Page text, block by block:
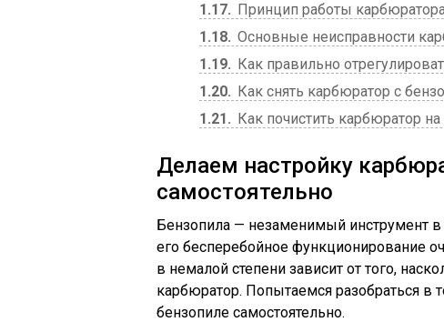
1.17
Принцип работы
1.18 Основные неисправности
1.19
Как правильно
1.20
Как снять карбюратор с
1.21
Как почистить карбюратор
Делаем настройку
самостоятельно
Бензопила — незаменимый инструмент
его бесперебойное функционирование
в немалой степени зависит от того,
карбюратор. Попытаемся разобраться в
бензопиле самостоятельно.